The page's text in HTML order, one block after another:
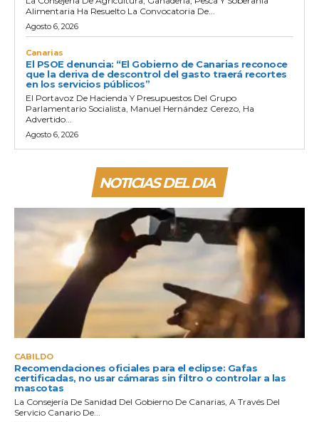
Alimentaria Ha Resuelto La Convocatoria De...
Agosto 6, 2026
Canarias
El PSOE denuncia: “El Gobierno de Canarias reconoce
que la deriva de descontrol del gasto traerá recortes
en los servicios públicos”
El Portavoz De Hacienda Y Presupuestos Del Grupo
Parlamentario Socialista, Manuel Hernández Cerezo, Ha
Advertido...
Agosto 6, 2026
NOTICIAS DEL DIA
CABILDO
Recomendaciones oficiales para el eclipse: Gafas
certificadas, no usar cámaras sin filtro o controlar a las
mascotas
La Consejería De Sanidad Del Gobierno De Canarias, A Través Del
Servicio Canario De...